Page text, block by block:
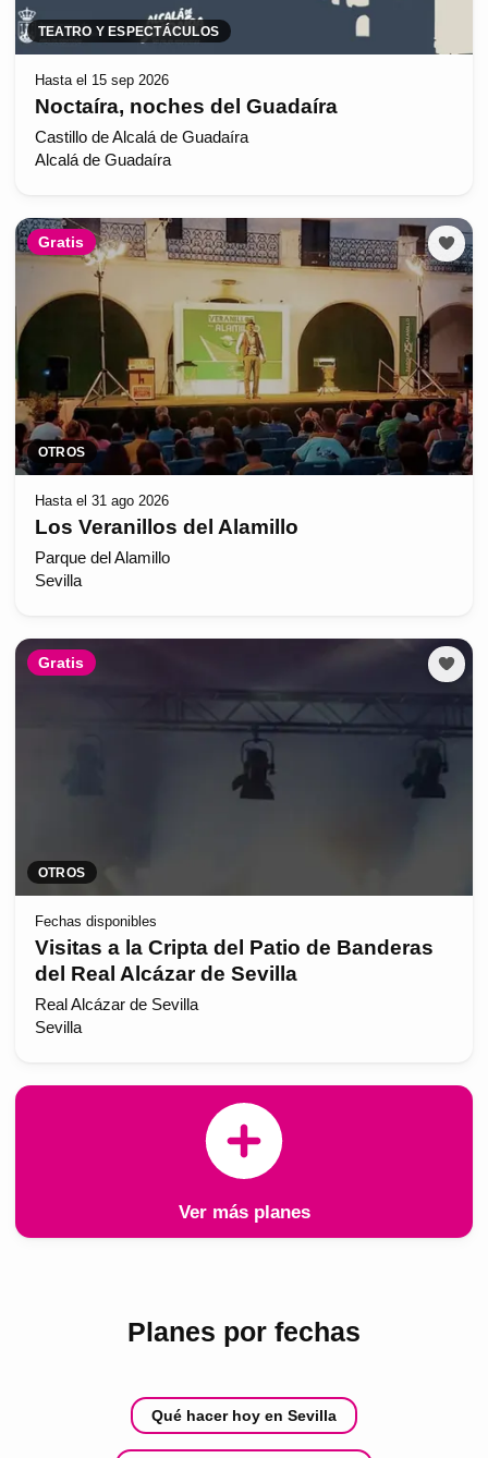
TEATRO Y ESPECTÁCULOS
Hasta el 15 sep 2026
Noctaíra, noches del Guadaíra
Castillo de Alcalá de Guadaíra
Alcalá de Guadaíra
Gratis
OTROS
Hasta el 31 ago 2026
Los Veranillos del Alamillo
Parque del Alamillo
Sevilla
Gratis
OTROS
Fechas disponibles
Visitas a la Cripta del Patio de Banderas
del Real Alcázar de Sevilla
Real Alcázar de Sevilla
Sevilla
Ver más planes
Planes por fechas
Qué hacer hoy en Sevilla